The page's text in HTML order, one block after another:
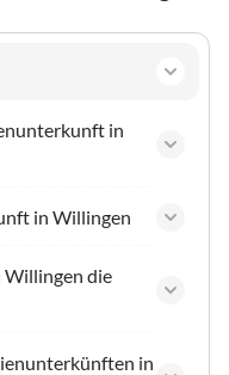
in
in Willingen
Willingen die
in